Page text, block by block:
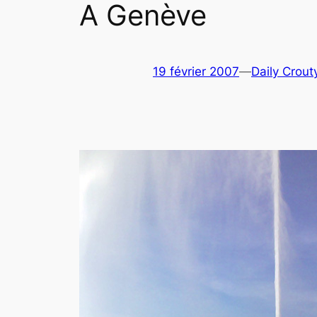
A Genève
19 février 2007—Daily